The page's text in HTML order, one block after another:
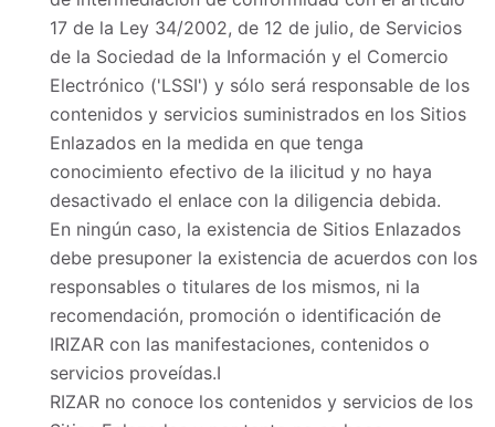
17 de la Ley 34/2002, de 12 de julio, de Servicios
de la Sociedad de la Información y el Comercio
Electrónico ('LSSI') y sólo será responsable de los
contenidos y servicios suministrados en los Sitios
Enlazados en la medida en que tenga
conocimiento efectivo de la ilicitud y no haya
desactivado el enlace con la diligencia debida.
En ningún caso, la existencia de Sitios Enlazados
debe presuponer la existencia de acuerdos con los
responsables o titulares de los mismos, ni la
recomendación, promoción o identificación de
IRIZAR con las manifestaciones, contenidos o
servicios proveídas.I
RIZAR no conoce los contenidos y servicios de los